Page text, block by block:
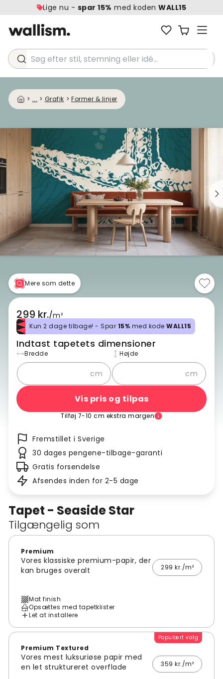
Lige nu - spar 15% med kodenWALL15
Søg efter stil, stemning eller idé...
> ... > Grafik > Former & linjer
Tapet - Seaside Star
Tilgængelig som
Premium
Vores klassiske premium-papir, der
kan bruges overalt
299 kr./m²
Mat finish
Opsættes med tapetklister
Let at installere
Populært valg
Premium Textured
Vores mest luksuriøse papir med
en let struktureret overflade
359 kr./m²
Mere som dette
299 kr./m²
Kun 2 dage tilbage! - Spar 15% med kode WALL15
Indtast tapetets dimensioner
Bredde
cm
Højde
cm
Vis pris og tilpas
Tilføj 7-10 cm ekstra margen
Fremstillet i Sverige
30 dages pengene-tilbage-garanti
Gratis forsendelse
Afsendes inden for 2-5 dage